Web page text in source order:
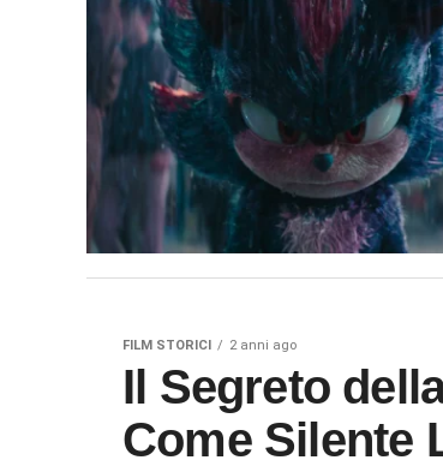
FILM STORICI 2 anni ago
Il Segreto della Bacchetta di Sambuco:
Come Silente